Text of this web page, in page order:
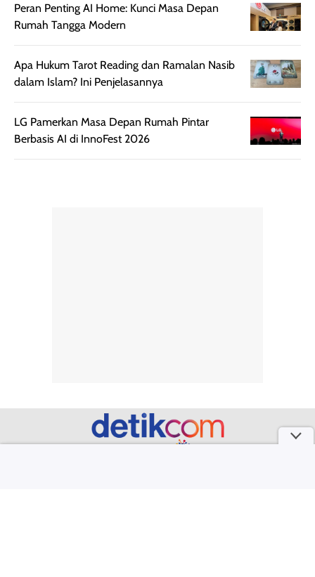
Peran Penting AI Home: Kunci Masa Depan
Rumah Tangga Modern
Apa Hukum Tarot Reading dan Ramalan Nasib
dalam Islam? Ini Penjelasannya
LG Pamerkan Masa Depan Rumah Pintar
Berbasis AI di InnoFest 2026